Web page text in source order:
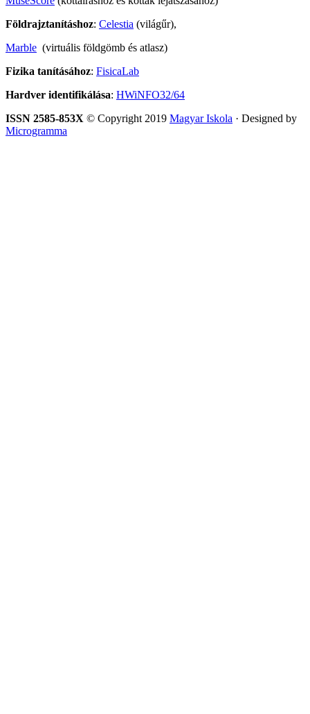
Földrajztanításhoz: Celestia (világűr),
Marble (virtuális földgömb és atlasz)
Fizika tanításához: FisicaLab
Hardver identifikálása: HWiNFO32/64
ISSN 2585-853X © Copyright 2019 Magyar Iskola · Designed by
Microgramma